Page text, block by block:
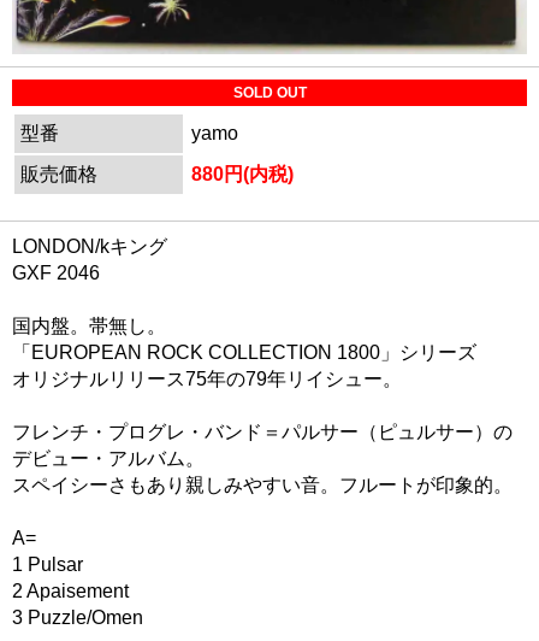
SOLD OUT
型番
yamo
販売価格
880円(内税)
LONDON/kキング
GXF 2046
国内盤。帯無し。
「EUROPEAN ROCK COLLECTION 1800」シリーズ
オリジナルリリース75年の79年リイシュー。
フレンチ・プログレ・バンド＝パルサー（ピュルサー）の
デビュー・アルバム。
スペイシーさもあり親しみやすい音。フルートが印象的。
A=
1 Pulsar
2 Apaisement
3 Puzzle/Omen